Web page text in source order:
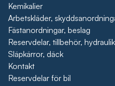
Kemikalier
Arbetskläder,
Fästanordningar, beslag
Reservdelar, tillbehör, hydraulik
Släpkärror, däck
Kontakt
Reservdelar för bil